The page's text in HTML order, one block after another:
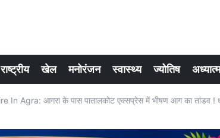
राष्ट्रीय खेल मनोरंजन स्वास्थ्य ज्योतिष अध्यात्म
In Agra: आगरा के पास पातालकोट एक्सप्रेस में भीषण आग का तांडव